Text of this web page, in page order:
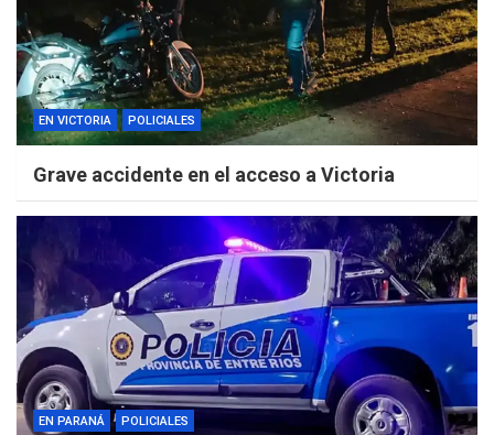
EN VICTORIA POLICIALES
Grave accidente en el acceso a Victoria
EN PARANÁ POLICIALES